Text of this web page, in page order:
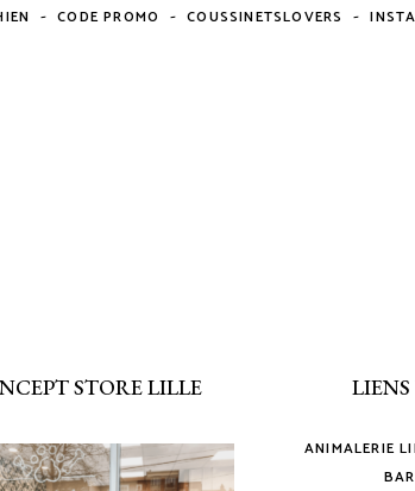
- CODE PROMO - COUSSINETSLOVERS -
STORE LILLE
ANIMALERIE